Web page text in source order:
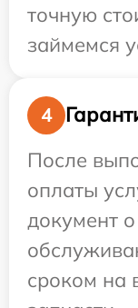
точную
займемся
4
После
оплаты
документ
сроком на